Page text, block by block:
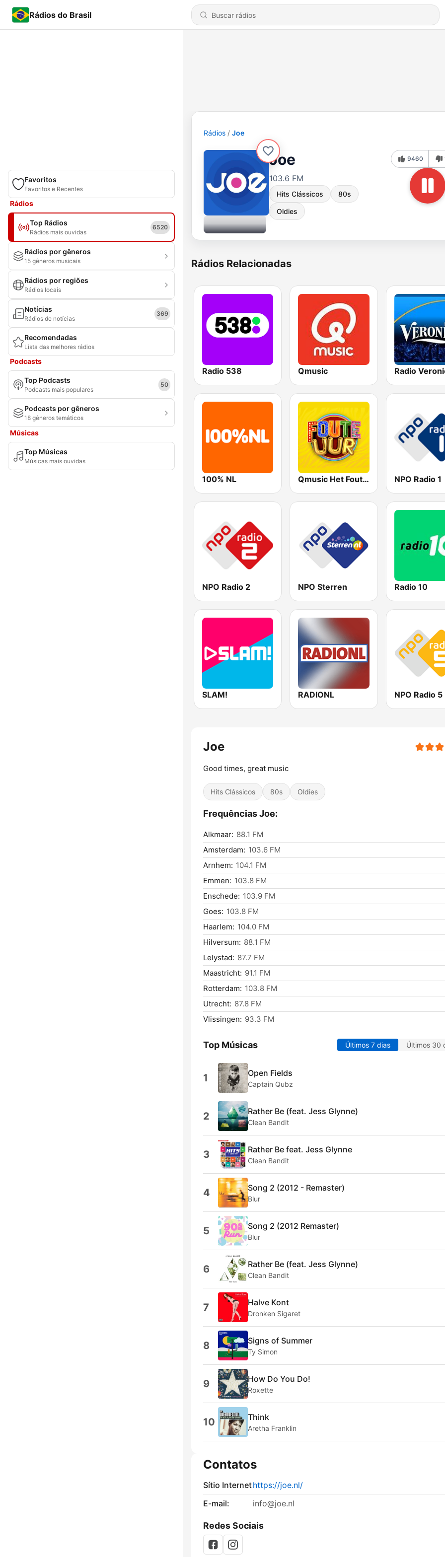
Rádios do Brasil
Favoritos
Favoritos e Recentes
Rádios
Top Rádios
Rádios mais ouvidas
6520
Rádios por gêneros
15 gêneros musicais
Rádios por regiões
Rádios locais
Notícias
Rádios de notícias
369
Recomendadas
Lista das melhores rádios
Podcasts
Top Podcasts
Podcasts mais populares
50
Podcasts por gêneros
18 gêneros temáticos
Músicas
Top Músicas
Músicas mais ouvidas
Rádios Joe
Joe
103.6 FM
Hits Clássicos 80s
Oldies
9460
Rádios Relacionadas
Radio 538 Qmusic Radio
100% NL Qmusic Het Foute Uur NPO Radio 1
NPO Radio 2 NPO Sterren Radio 10
SLAM! RADIONL NPO Radio 5
Joe
Good times, great music
Hits Clássicos 80s Oldies
Frequências Joe:
Alkmaar: 88.1 FM
Amsterdam: 103.6 FM
Arnhem: 104.1 FM
Emmen: 103.8 FM
Enschede: 103.9 FM
Goes: 103.8 FM
Haarlem: 104.0 FM
Hilversum: 88.1 FM
Lelystad: 87.7 FM
Maastricht: 91.1 FM
Rotterdam: 103.8 FM
Utrecht: 87.8 FM
Vlissingen: 93.3 FM
Top Músicas Últimos 7 dias Últimos 30
1 Open Fields
Captain Qubz
2 Rather Be (feat. Jess Glynne)
Clean Bandit
3 Rather Be feat. Jess Glynne
Clean Bandit
4 Song 2 (2012 - Remaster)
Blur
5 Song 2 (2012 Remaster)
Blur
6 Rather Be (feat. Jess Glynne)
Clean Bandit
7 Halve Kont
Dronken Sigaret
8 Signs of Summer
Ty Simon
9 How Do You Do!
Roxette
10 Think
Aretha Franklin
Contatos
Sítio Internethttps://joe.nl/
E-mail:
info@joe.nl
Redes Sociais